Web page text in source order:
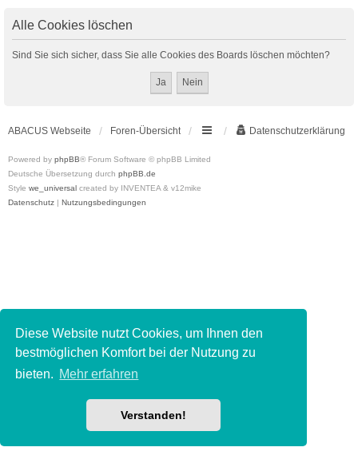
Diese Website nutzt Cookies, um Ihnen den
bestmöglichen Komfort bei der Nutzung zu
bieten. Mehr erfahren
Verstanden!
Alle Cookies löschen
Sind Sie sich sicher, dass Sie alle Cookies des Boards löschen möchten?
ABACUS Webseite Foren-Übersicht Datenschutzerklärung
Powered by phpBB® Forum Software © phpBB Limited
Deutsche Übersetzung durch phpBB.de
Style we_universal created by INVENTEA & v12mike
Datenschutz | Nutzungsbedingungen